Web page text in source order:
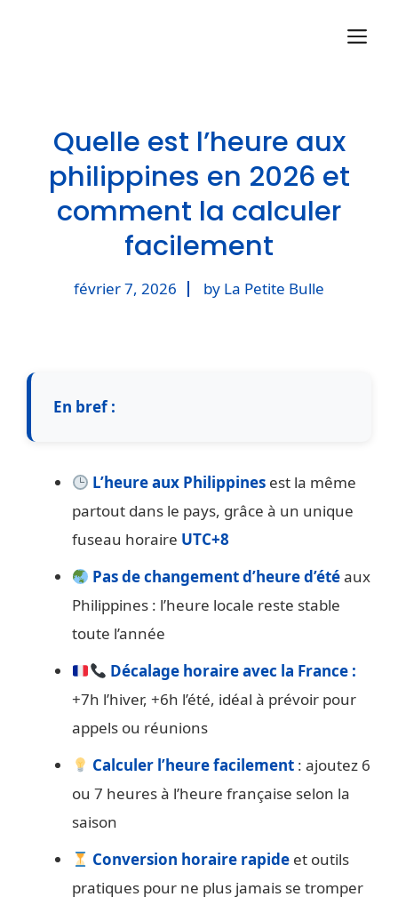
Quelle est l’heure aux
philippines en 2026 et
comment la calculer
facilement
février 7, 2026 by La Petite Bulle
En bref :
L’heure aux Philippines est la même
partout dans le pays, grâce à un unique
fuseau horaire UTC+8
Pas de changement d’heure d’étéaux
Philippines : l’heure locale reste stable
toute l’année
Décalage horaire avec la France :
+7h l’hiver, +6h l’été, idéal à prévoir pour
appels ou réunions
Calculer l’heure facilement : ajoutez 6
ou 7 heures à l’heure française selon la
saison
Conversion horaire rapide et outils
pratiques pour ne plus jamais se tromper